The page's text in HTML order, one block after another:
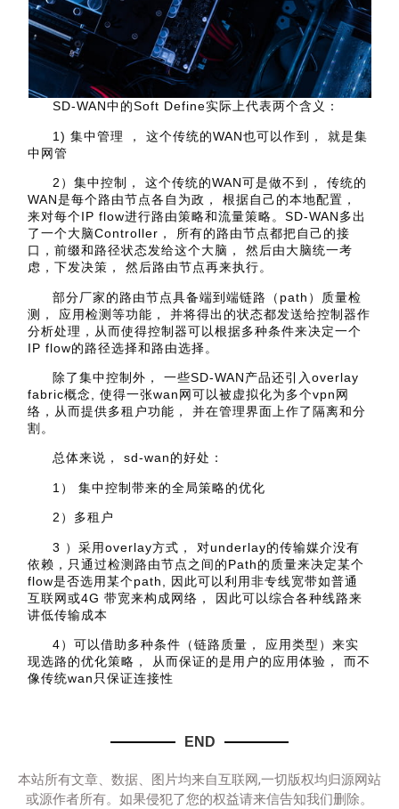
SD-WAN中的Soft Define实际上代表两个含义：
1) 集中管理 ， 这个传统的WAN也可以作到， 就是集
中网管
2）集中控制， 这个传统的WAN可是做不到， 传统的
WAN是每个路由节点各自为政， 根据自己的本地配置，
来对每个IP flow进行路由策略和流量策略。SD-WAN多出
了一个大脑Controller， 所有的路由节点都把自己的接
口，前缀和路径状态发给这个大脑， 然后由大脑统一考
虑，下发决策， 然后路由节点再来执行。
部分厂家的路由节点具备端到端链路（path）质量检
测， 应用检测等功能， 并将得出的状态都发送给控制器作
分析处理，从而使得控制器可以根据多种条件来决定一个
IP flow的路径选择和路由选择。
除了集中控制外， 一些SD-WAN产品还引入overlay
fabric概念, 使得一张wan网可以被虚拟化为多个vpn网
络，从而提供多租户功能， 并在管理界面上作了隔离和分
割。
总体来说， sd-wan的好处：
1） 集中控制带来的全局策略的优化
2）多租户
3 ）采用overlay方式， 对underlay的传输媒介没有
依赖，只通过检测路由节点之间的Path的质量来决定某个
flow是否选用某个path, 因此可以利用非专线宽带如普通
互联网或4G 带宽来构成网络， 因此可以综合各种线路来
讲低传输成本
4）可以借助多种条件（链路质量， 应用类型）来实
现选路的优化策略， 从而保证的是用户的应用体验， 而不
像传统wan只保证连接性
END
本站所有文章、数据、图片均来自互联网,一切版权均归源网站
或源作者所有。如果侵犯了您的权益请来信告知我们删除。